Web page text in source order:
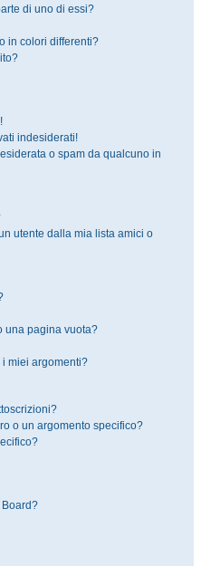
di uno di essi?
in colori differenti?
indesiderati!
o spam da qualcuno in
utente dalla mia lista amici o
una pagina vuota?
miei argomenti?
o un argomento specifico?